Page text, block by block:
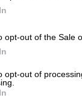
opt-out of the Sale
opt-out ofτίμησε